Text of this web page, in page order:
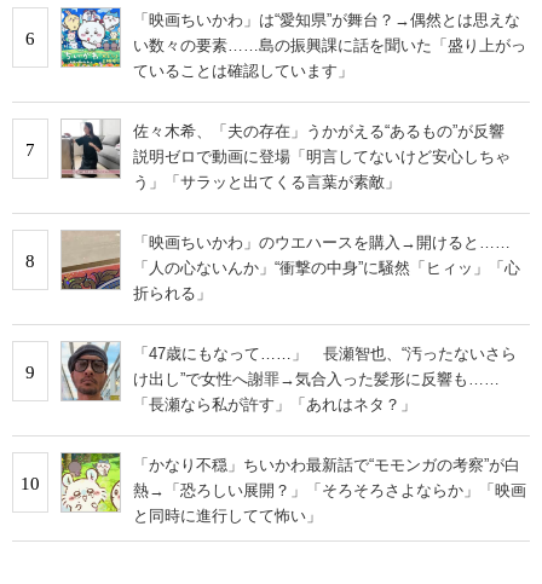
6
「映画ちいかわ」は“愛知県”が舞台？→偶然とは思えな
い数々の要素……島の振興課に話を聞いた「盛り上がっ
ていることは確認しています」
7
佐々木希、「夫の存在」うかがえる“あるもの”が反響
説明ゼロで動画に登場「明言してないけど安心しちゃ
う」「サラッと出てくる言葉が素敵」
8
「映画ちいかわ」のウエハースを購入→開けると……
「人の心ないんか」“衝撃の中身”に騒然「ヒィッ」「心
折られる」
9
「47歳にもなって……」 長瀬智也、“汚ったないさら
け出し”で女性へ謝罪→気合入った髪形に反響も……
「長瀬なら私が許す」「あれはネタ？」
10
「かなり不穏」ちいかわ最新話で“モモンガの考察”が白
熱→「恐ろしい展開？」「そろそろさよならか」「映画
と同時に進行してて怖い」